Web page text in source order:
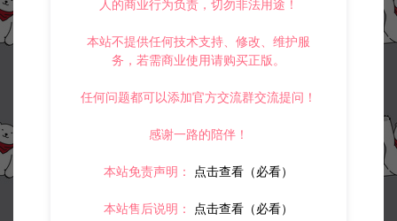
人的商业行为负责，切勿非法用途！
本站不提供任何技术支持、修改、维护服
务，若需商业使用请购买正版。
任何问题都可以添加官方交流群交流提问！
感谢一路的陪伴！
本站免责声明： 点击查看（必看）
本站售后说明： 点击查看（必看）